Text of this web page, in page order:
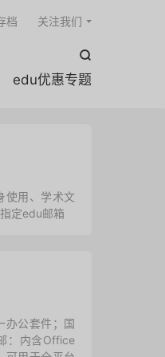

edu优惠专题
档 关注我们
使用、学术文
定edu邮箱
办公套件；国
：内含Office